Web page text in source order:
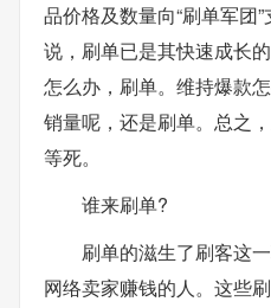
品价格及数量向“刷单军团
说，刷单已是其快速成长
怎么办，刷单。维持爆款
销量呢，还是刷单。总之
等死。
谁来刷单?
刷单的滋生了刷客这
网络卖家赚钱的人。这些